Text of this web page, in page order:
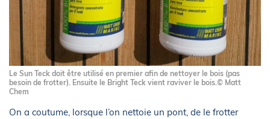
Le Sun Teck doit être utilisé en premier afin de nettoyer le bois (pas
besoin de frotter). Ensuite le Bright Teck vient raviver le bois.© Matt
Chem
On a coutume, lorsque l’on nettoie un pont, de le frotter